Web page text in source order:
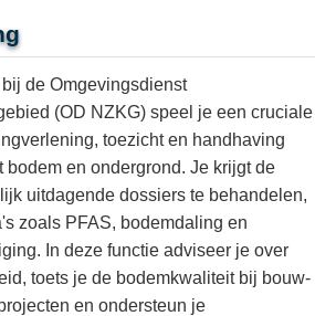
de Omgevingsdienst
(OD NZKG) speel je een cruciale
toezicht en handhaving
bodem en ondergrond. Je krijgt de
uitdagende dossiers te behandelen,
zoals PFAS, bodemdaling en
In deze functie adviseer je over
toets je de bodemkwaliteit bij bouw-
en ondersteun je